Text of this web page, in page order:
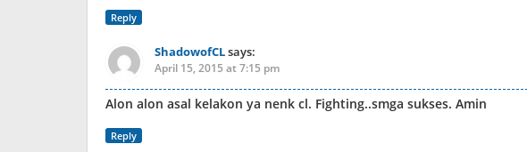
Reply
ShadowofCLsays:
April 15, 2015 at 7:15 pm
Alon alon asal kelakon ya nenk cl. Fighting..smga sukses. Amin
Reply